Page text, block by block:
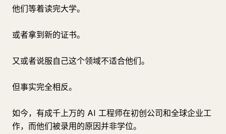
他们等着读完大学。
或者拿到新的证书。
又或者说服自己这个领域不适合他们。
但事实完全相反。
如今，有成千上万的 AI 工程师在初创公司和全球企业工
作，而他们被录用的原因并非学位。